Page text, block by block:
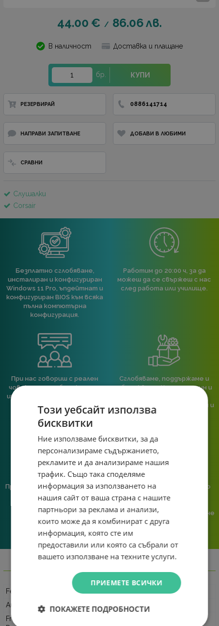
44.00 € / 86.06лв.
В наличност Доставка и плащане
бр. КУПИ
РЕЗЕРВИРАЙ 0886141714
НАПРАВИ ЗАПИТВАНЕ ДОБАВИ В ЛЮБИМИ
СРАВНИ
Слушалки
Corsair
Безплатно сглобяване,
инсталиран и конфигуриран
Windows 11 Pro, ъпдейтнат и
конфигуриран BIOS към всяка
пълна компютърна
конфигурация.
Работим до 20:00 ч, за да
можеш да се свържеш с нас
след работа или училище.
При нас говориш с реален
човек, не с чатбот, когато
имаш нужда от консултация
или справяне с проблем.
Сглобяваме, поддържаме и
обслужваме. Като магазин и
гарантираме бърза реакция и
познаване на твоята
Предлагаме различни методи
на плащане, включително
възможност за плащане с
криптовалута.
Ние сме малък екип и точно
затова поемаме лична
поръчка. Ако има проблем – не
го прехвърляме, а го
Информация
Feature
Specification Details
Audio Driver
50mm Neodymium
Frequency
Този уебсайт използва
бисквитки
Ние използваме бисквитки, за да
персонализираме съдържанието,
рекламите и да анализираме нашия
трафик. Също така споделяме
информация за използването на
нашия сайт от ваша страна с нашите
партньори за реклама и анализи,
които може да я комбинират с друга
информация, която сте им
предоставили или която са събрали от
вашето използване на техните услуги.
ПРИЕМЕТЕ ВСИЧКИ
ПОКАЖЕТЕ ПОДРОБНОСТИ